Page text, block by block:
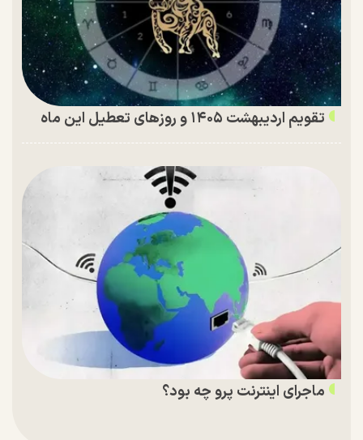
تقویم اردیبهشت ۱۴۰۵ و روز‌های تعطیل این ماه
ماجرای اینترنت پرو چه بود؟